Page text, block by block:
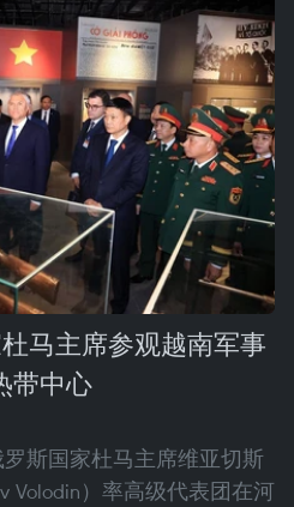
马主席参观越南军事
带中心
斯国家杜马主席维亚切斯
Volodin）率高级代表团在河